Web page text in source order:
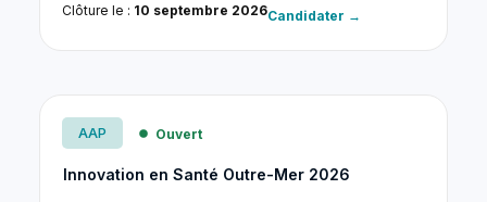
Clôture le : 10 septembre 2026Candidater →
AAP Ouvert
Innovation en Santé Outre-Mer 2026